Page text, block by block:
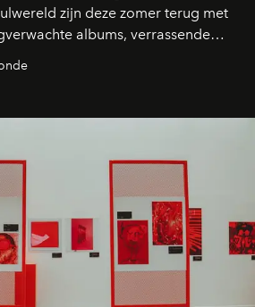
zijn deze zomer terug met
albums, verrassende
nieuwe projecten: dit zijn
mag missen.